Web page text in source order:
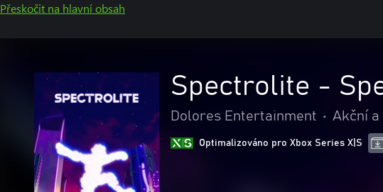
Přeskočit na hlavní obsah
Spectrolite -
Dolores Entertainment • Akční
Optimalizováno pro Xbox Series X|S